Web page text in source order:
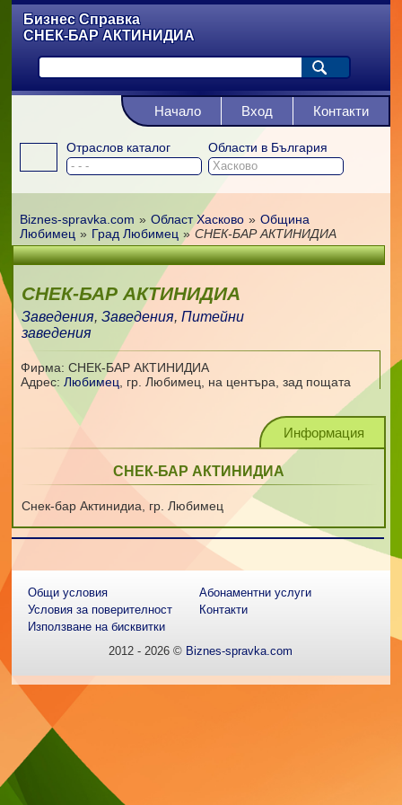
Бизнес Справка
СНЕК-БАР АКТИНИДИА
Отраслов каталог Области в България
Начало Вход Контакти
Biznes-spravka.com » Област Хасково » Община
Любимец » Град Любимец » СНЕК-БАР АКТИНИДИА
СНЕК-БАР АКТИНИДИА
Заведения, Заведения, Питейни
заведения
Фирма: СНЕК-БАР АКТИНИДИА
Адрес: Любимец гр. Любимец, на центъра, зад пощата
Информация
СНЕК-БАР АКТИНИДИА
Снек-бар Актинидиа, гр. Любимец
Общи условия
Условия за поверителност
Използване на бисквитки
Абонаментни услуги
Контакти
2012 - 2026 © Biznes-spravka.com